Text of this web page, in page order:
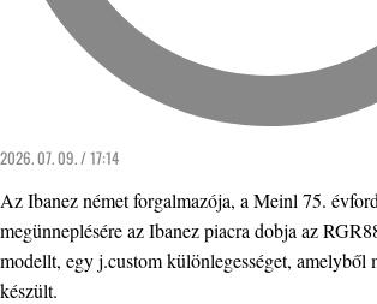
2026. 07. 09. / 17:14
Az Ibanez német forgalmazója, a Meinl 75.
megünneplésére az Ibanez piacra dobja az
modellt, egy j.custom különlegességet, amelyből
készült.